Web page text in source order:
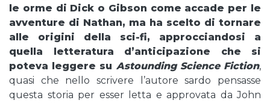
le orme di Dick o Gibson come accade per le
avventure di Nathan, ma ha scelto di tornare
alle origini della sci-fi, approcciandosi a
quella letteratura d’anticipazione che si
poteva leggere su Astounding Science Fiction,
quasi che nello scrivere l’autore sardo pensasse
questa storia per esser letta e approvata da John